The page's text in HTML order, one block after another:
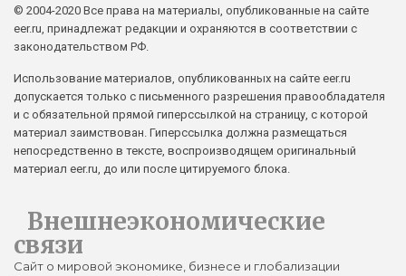
© 2004-2020 Все права на материалы, опубликованные на сайте
eer.ru, принадлежат редакции и охраняются в соответствии с
законодательством РФ.
Использование материалов, опубликованных на сайте eer.ru
допускается только с письменного разрешения правообладателя
и с обязательной прямой гиперссылкой на страницу, с которой
материал заимствован. Гиперссылка должна размещаться
непосредственно в тексте, воспроизводящем оригинальный
материал eer.ru, до или после цитируемого блока.
Внешнеэкономические
связи
Сайт о мировой экономике, бизнесе и глобализации